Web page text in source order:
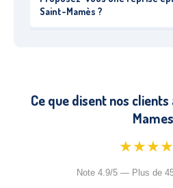
Saint-Mamès ?
Ce que disent nos
Mames
Note 4.9/5 — Plus de